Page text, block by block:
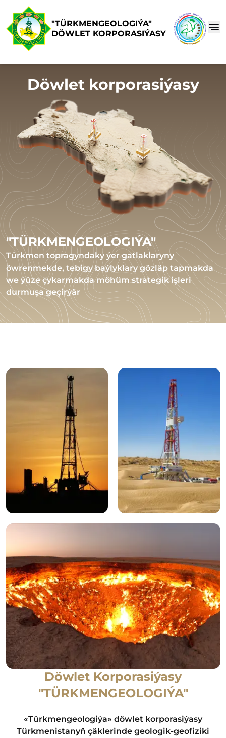
"TÜRKMENGEOLOGIÝA"
DÖWLET KORPORASIÝASY
Döwlet korporasiýasy
"TÜRKMENGEOLOGIÝA"
Türkmen topragyndaky ýer gatlaklaryny
öwrenmekde, tebigy baýlyklary gözläp tapmakda
we ýüze çykarmakda möhüm strategik işleri
durmuşa geçirýär
Döwlet Korporasiýasy
"TÜRKMENGEOLOGIÝA"
«Türkmengeologiýa» döwlet korporasiýasy
Türkmenistanyň çäklerinde geologik-geofiziki